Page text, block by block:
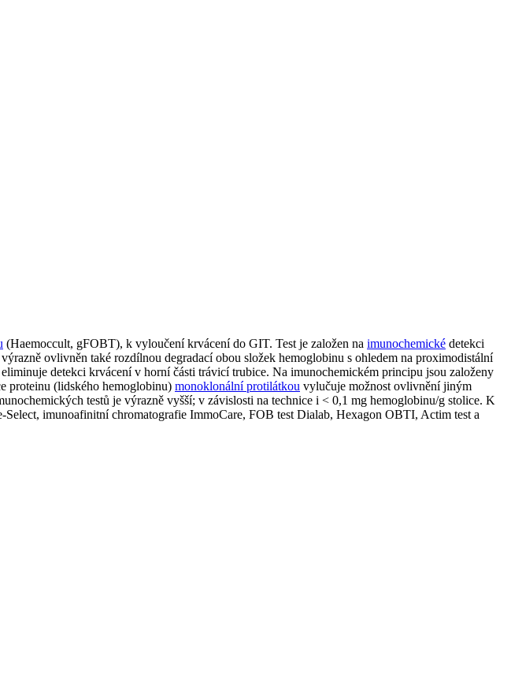
(Haemoccult, gFOBT), k vyloučení krvácení do GIT. Test je založen na imunochemické detekci
ovlivněn také rozdílnou degradací obou složek hemoglobinu s ohledem na proximodistální
detekci krvácení v horní části trávicí trubice. Na imunochemickém principu jsou založeny
proteinu (lidského hemoglobinu) monoklonální protilátkou vylučuje možnost ovlivnění jiným
testů je výrazně vyšší; v závislosti na technice i < 0,1 mg hemoglobinu/g stolice. K
imunoafinitní chromatografie ImmoCare, FOB test Dialab, Hexagon OBTI, Actim test a